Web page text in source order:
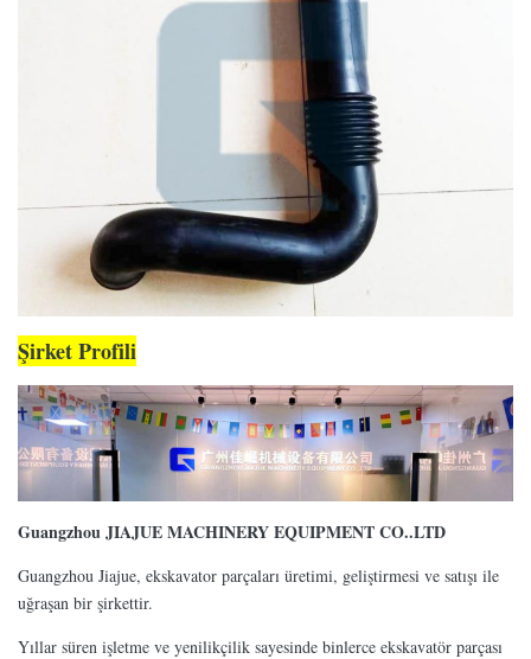
Şirket Profili
Guangzhou JIAJUE MACHINERY EQUIPMENT CO..LTD
Guangzhou Jiajue, ekskavator parçaları üretimi, geliştirmesi ve satışı ile
uğraşan bir şirkettir.
Yıllar süren işletme ve yenilikçilik sayesinde binlerce ekskavatör parçası